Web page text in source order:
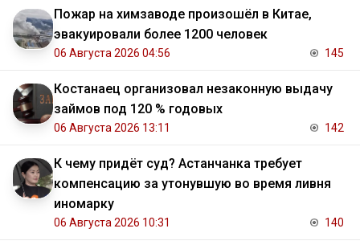
Пожар на химзаводе произошёл в Китае,
эвакуировали более 1200 человек
06 Августа 2026 04:56 145
Костанаец организовал незаконную выдачу
займов под 120 % годовых
06 Августа 2026 13:11 142
К чему придёт суд? Астанчанка требует
компенсацию за утонувшую во время ливня
иномарку
06 Августа 2026 10:31 140